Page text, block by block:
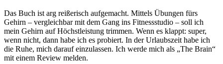
Das Buch ist arg reißerisch aufgemacht. Mittels Übungen fürs
Gehirn – vergleichbar mit dem Gang ins Fitnessstudio – soll ich
mein Gehirn auf Höchstleistung trimmen. Wenn es klappt: super,
wenn nicht, dann habe ich es probiert. In der Urlaubszeit habe ich
die Ruhe, mich darauf einzulassen. Ich werde mich als „The Brain“
mit einem Review melden.